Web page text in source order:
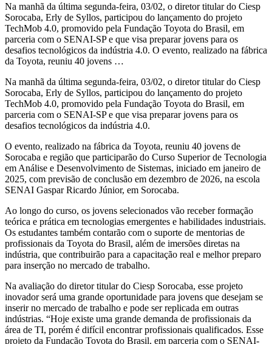
Na manhã da última segunda-feira, 03/02, o diretor titular do Ciesp
Sorocaba, Erly de Syllos, participou do lançamento do projeto
TechMob 4.0, promovido pela Fundação Toyota do Brasil, em
parceria com o SENAI-SP e que visa preparar jovens para os
desafios tecnológicos da indústria 4.0. O evento, realizado na fábrica
da Toyota, reuniu 40 jovens …
Na manhã da última segunda-feira, 03/02, o diretor titular do Ciesp
Sorocaba, Erly de Syllos, participou do lançamento do projeto
TechMob 4.0, promovido pela Fundação Toyota do Brasil, em
parceria com o SENAI-SP e que visa preparar jovens para os
desafios tecnológicos da indústria 4.0.
O evento, realizado na fábrica da Toyota, reuniu 40 jovens de
Sorocaba e região que participarão do Curso Superior de Tecnologia
em Análise e Desenvolvimento de Sistemas, iniciado em janeiro de
2025, com previsão de conclusão em dezembro de 2026, na escola
SENAI Gaspar Ricardo Júnior, em Sorocaba.
Ao longo do curso, os jovens selecionados vão receber formação
teórica e prática em tecnologias emergentes e habilidades industriais.
Os estudantes também contarão com o suporte de mentorias de
profissionais da Toyota do Brasil, além de imersões diretas na
indústria, que contribuirão para a capacitação real e melhor preparo
para inserção no mercado de trabalho.
Na avaliação do diretor titular do Ciesp Sorocaba, esse projeto
inovador será uma grande oportunidade para jovens que desejam se
inserir no mercado de trabalho e pode ser replicada em outras
indústrias. “Hoje existe uma grande demanda de profissionais da
área de TI, porém é difícil encontrar profissionais qualificados. Esse
projeto da Fundação Toyota do Brasil, em parceria com o SENAI-